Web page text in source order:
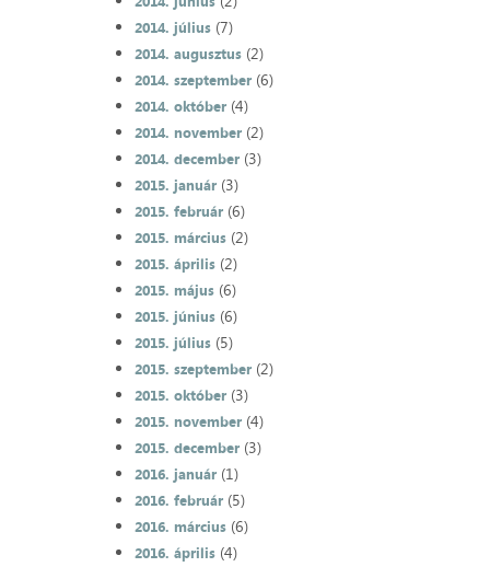
2014. július(7)
2014. augusztus(2)
2014. szeptember(6)
2014. október(4)
2014. november(2)
2014. december(3)
2015. január(3)
2015. február(6)
2015. március(2)
2015. április(2)
2015. május(6)
2015. június(6)
2015. július(5)
2015. szeptember(2)
2015. október(3)
2015. november(4)
2015. december(3)
2016. január(1)
2016. február(5)
2016. március(6)
2016. április(4)